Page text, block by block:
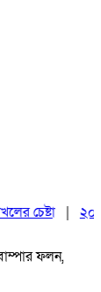
চেষ্টা| ২০
ফলন,